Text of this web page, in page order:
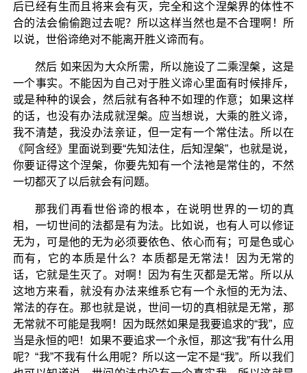
后已经有生而且将来会有灭，完全和这个涅槃界的体性不
合的法会偷偷跑过去呢？所以这样当然也是不合理啊！所
以说，世俗谛绝对不能离开胜义谛而有。
然后 如来因为大众所需，所以施设了二乘涅槃，这是
一个事实。不能因为自己对于胜义谛心里面有时候排斥，
或是种种的误会，然后就有各种不如理的作意；如果这样
的话，也没有办法成就涅槃。应当想说，大乘的胜义谛，
我不清楚，我没办法亲证，但一定有一个常住法。所以在
《阿含经》里面说到要“先知法住，后知涅槃”，也就是说，
你要证得这个涅槃，你要先知有一个法祂是常住的，不然
一切都灭了以后就会有问题。
那我们再看世俗谛的根本，在说明世界的一切的真
相，一切世间的法都是有为法。比如说，也有人可以修证
无为，可是他的无为必须要依色、依心而有；可是色或心
而有，它的本质是什么？本质都是无常法！因为无常的
话，它就是生灭了。对啊！因为有生灭都是无常。所以从
这地方来看，就没有办法来维系它有一个永恒的无为法、
常法的存在。那也就是说，世间一切的真相就是无常，那
无常就不可能是我啊！因为既然如果是我要追求的“我”，应
当是永恒的吧！如果不要追求一个永恒，那这“我”有什么用
呢？“我”不我有什么用呢？所以这一定不是“我”。所以我们